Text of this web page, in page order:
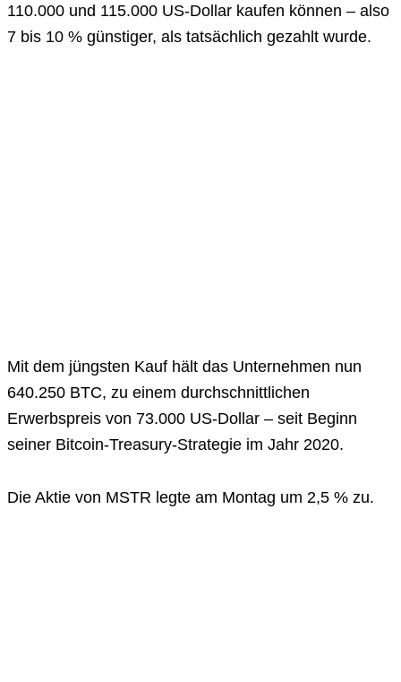
110.000 und 115.000 US-Dollar kaufen können – also
7 bis 10 % günstiger, als tatsächlich gezahlt wurde.
Mit dem jüngsten Kauf hält das Unternehmen nun
640.250 BTC, zu einem durchschnittlichen
Erwerbspreis von 73.000 US-Dollar – seit Beginn
seiner Bitcoin-Treasury-Strategie im Jahr 2020.
Die Aktie von MSTR legte am Montag um 2,5 % zu.